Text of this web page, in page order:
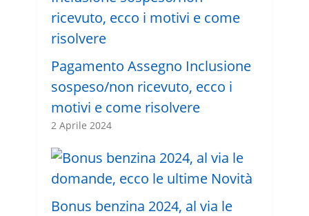
Pagamento Assegno Inclusione
sospeso/non ricevuto, ecco i
motivi e come risolvere
2 Aprile 2024
Bonus benzina 2024, al via le